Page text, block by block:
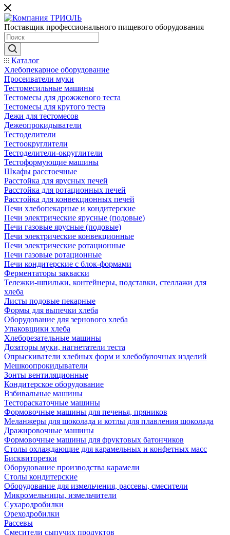
Поставщик профессионального пищевого оборудования
Каталог
Хлебопекарное оборудование
Просеиватели муки
Тестомесильные машины
Тестомесы для дрожжевого теста
Тестомесы для крутого теста
Дежи для тестомесов
Дежеопрокидыватели
Тестоделители
Тестоокруглители
Тестоделители-округлители
Тестоформующие машины
Шкафы расстоечные
Расстойка для ярусных печей
Расстойка для ротационных печей
Расстойка для конвекционных печей
Печи хлебопекарные и кондитерские
Печи электрические ярусные (подовые)
Печи газовые ярусные (подовые)
Печи электрические конвекционные
Печи электрические ротационные
Печи газовые ротационные
Печи кондитерские с блок-формами
Ферментаторы закваски
Тележки-шпильки, контейнеры, подставки, стеллажи для
хлеба
Листы подовые пекарные
Формы для выпечки хлеба
Оборудование для зернового хлеба
Упаковщики хлеба
Хлеборезательные машины
Дозаторы муки, нагнетатели теста
Опрыскиватели хлебных форм и хлебобулочных изделий
Мешкоопрокидыватели
Зонты вентиляционные
Кондитерское оборудование
Взбивальные машины
Тестораскаточные машины
Формовочные машины для печенья, пряников
Меланжеры для шоколада и котлы для плавления шоколада
Дражировочные машины
Формовочные машины для фруктовых батончиков
Столы охлаждающие для карамельных и конфетных масс
Бисквиторезки
Оборудование производства карамели
Столы кондитерские
Оборудование для измельчения, рассевы, смесители
Микромельницы, измельчители
Сухародробилки
Ореходробилки
Рассевы
Смесители сыпучих продуктов